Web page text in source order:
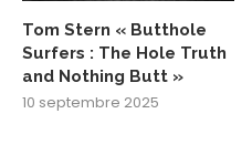
Tom Stern « Butthole
Surfers : The Hole Truth
and Nothing Butt »
10 septembre 2025